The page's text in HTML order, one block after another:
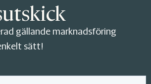
gällande marknadsföring
sätt!